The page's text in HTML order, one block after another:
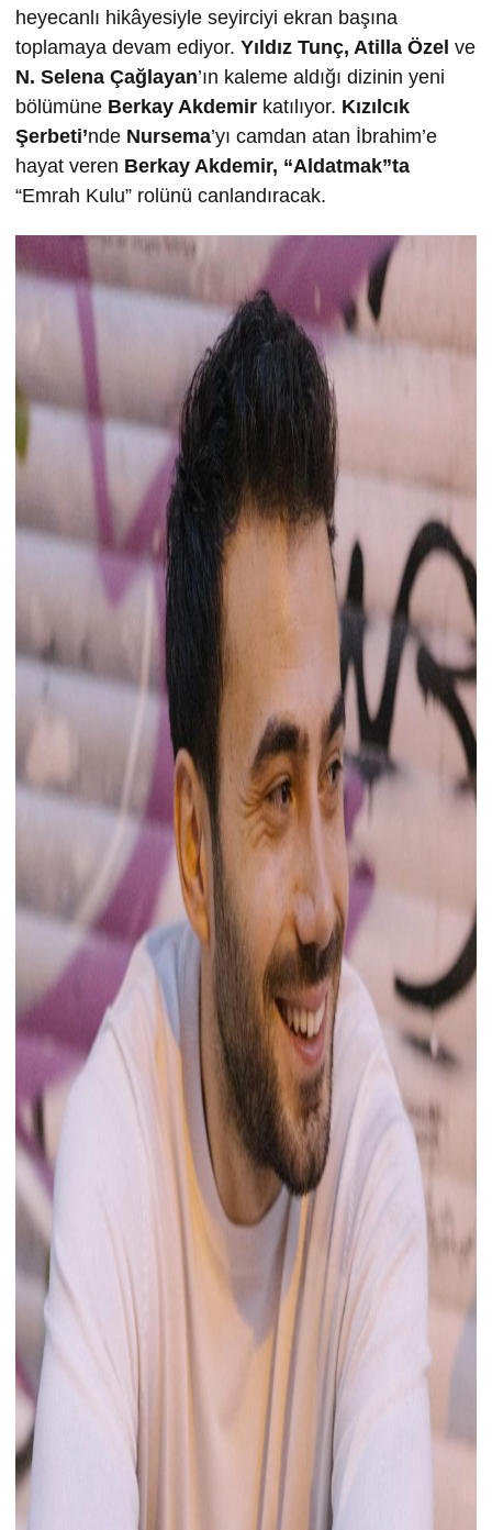
heyecanlı hikâyesiyle seyirciyi ekran başına
toplamaya devam ediyor. Yıldız Tunç, Atilla Özel ve
N. Selena Çağlayan’ın kaleme aldığı dizinin yeni
bölümüne Berkay Akdemir katılıyor. Kızılcık
Şerbeti’nde Nursema’yı camdan atan İbrahim’e
hayat veren Berkay Akdemir, “Aldatmak”ta
“Emrah Kulu” rolünü canlandıracak.